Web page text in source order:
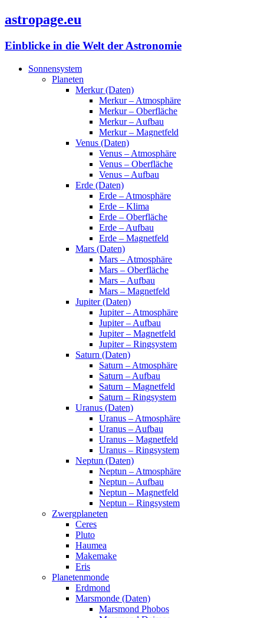
astropage.eu
Einblicke in die Welt der Astronomie
Sonnensystem
Planeten
Merkur (Daten)
Merkur – Atmosphäre
Merkur – Oberfläche
Merkur – Aufbau
Merkur – Magnetfeld
Venus (Daten)
Venus – Atmosphäre
Venus – Oberfläche
Venus – Aufbau
Erde (Daten)
Erde – Atmosphäre
Erde – Klima
Erde – Oberfläche
Erde – Aufbau
Erde – Magnetfeld
Mars (Daten)
Mars – Atmosphäre
Mars – Oberfläche
Mars – Aufbau
Mars – Magnetfeld
Jupiter (Daten)
Jupiter – Atmosphäre
Jupiter – Aufbau
Jupiter – Magnetfeld
Jupiter – Ringsystem
Saturn (Daten)
Saturn – Atmosphäre
Saturn – Aufbau
Saturn – Magnetfeld
Saturn – Ringsystem
Uranus (Daten)
Uranus – Atmosphäre
Uranus – Aufbau
Uranus – Magnetfeld
Uranus – Ringsystem
Neptun (Daten)
Neptun – Atmosphäre
Neptun – Aufbau
Neptun – Magnetfeld
Neptun – Ringsystem
Zwergplaneten
Ceres
Pluto
Haumea
Makemake
Eris
Planetenmonde
Erdmond
Marsmonde (Daten)
Marsmond Phobos